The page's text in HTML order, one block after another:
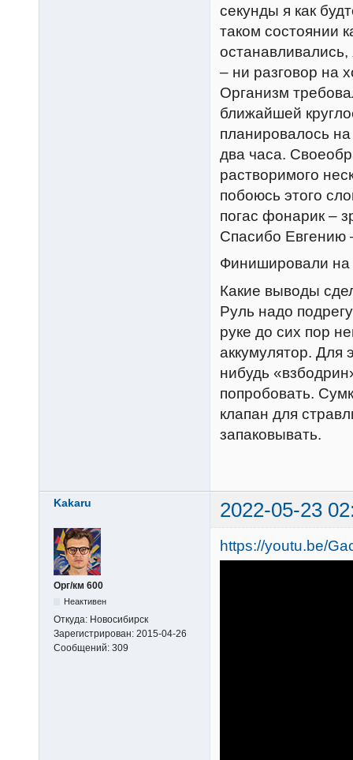
секунды я как
таком состоянии
– ни разговор на
Организм
ближайшей
планировалось
два часа.
растворимого
побоюсь этого
погас фонарик –
Спасибо Евгению
Финишировали
Какие выводы
Руль надо
руке до сих пор
аккумулятор. Для
нибудь
попробовать.
клапан для
запаковывать.
Kakaru 2022-05-23
Орг/км 600
Неактивен
Откуда: Новосибирск
Зарегистрирован: 2015-04-26
Сообщений: 309
https://youtu.be/